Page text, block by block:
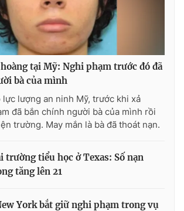
tại Mỹ: Nghi phạm trước đó đã
bà của mình
lượng an ninh Mỹ, trước khi xả
đã bắn chính người bà của mình rồi
trường. May mắn là bà đã thoát nạn.
trường tiểu học ở Texas: Số nạn
tăng lên 21
York bắt giữ nghi phạm trong vụ